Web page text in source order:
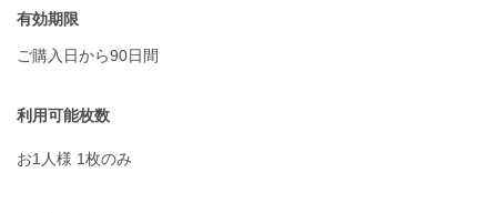
有効期限
ご購入日から90日間
利用可能枚数
お1人様 1枚のみ